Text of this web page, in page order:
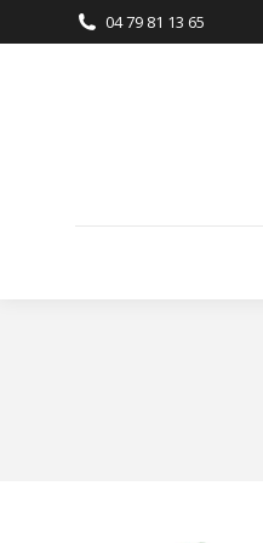
04 79 81 13 65